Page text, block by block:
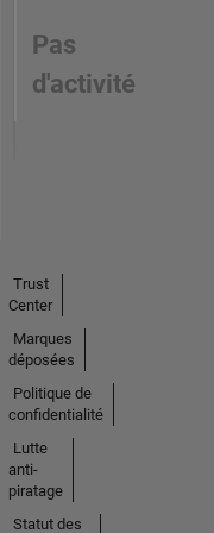
Pas
d'activité
Trust
Center
Marques
déposées
Politique de
confidentialité
Lutte
anti-
piratage
Statut des